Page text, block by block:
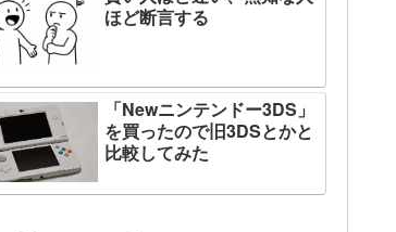
ほど断言する
「Newニンテンドー3DS」
を買ったので旧3DSとかと
比較してみた